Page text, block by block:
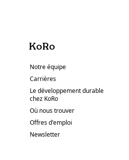
KoRo
Notre équipe
Carrières
Le développement durable
chez KoRo
Où nous trouver
Offres d'emploi
Newsletter